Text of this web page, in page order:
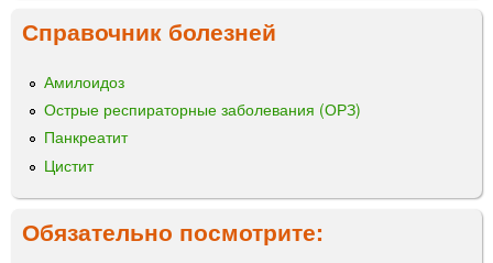
Справочник болезней
Амилоидоз
Острые респираторные заболевания (ОРЗ)
Панкреатит
Цистит
Обязательно посмотрите: